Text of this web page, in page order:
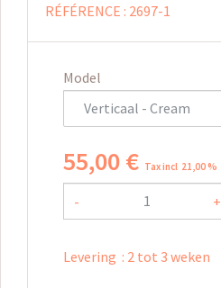
RÉFÉRENCE : 2697-1
Model
55,00€ Tax incl 21,00 %
- +
Levering : 2 tot 3 weken